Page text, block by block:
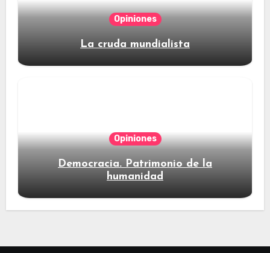
Opiniones
La cruda mundialista
Opiniones
Democracia. Patrimonio de la
humanidad